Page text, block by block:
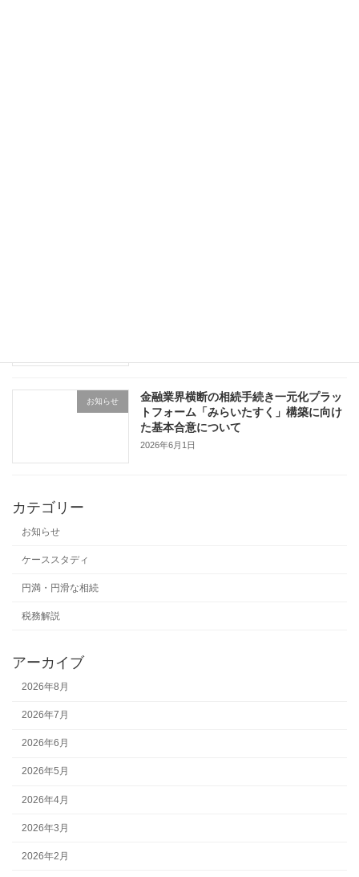
お知らせ
金融業界横断の相続手続き一元化プラッ
トフォーム「みらいたすく」構築に向け
た基本合意について
2026年6月1日
カテゴリー
お知らせ
ケーススタディ
円満・円滑な相続
税務解説
アーカイブ
2026年8月
2026年7月
2026年6月
2026年5月
2026年4月
2026年3月
2026年2月